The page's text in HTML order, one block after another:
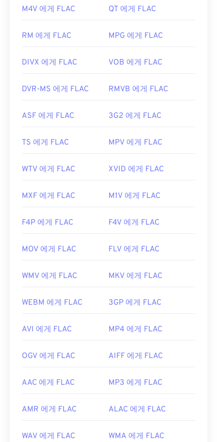
있습니다. 마지막으로, 이름에서 "무료"라는 단어가
Xiph.Org Foundation
최초 출시:2001년
https://en.wikipedia.org/wiki/FLAC
M4V 에게 FLAC QT 에게 FLAC
RM 에게 FLAC MPG 에게 FLAC
DIVX 에게 FLAC VOB 에게 FLAC
DVR-MS 에게 FLAC RMVB 에게 FLAC
ASF 에게 FLAC 3G2 에게 FLAC
TS 에게 FLAC MPV 에게 FLAC
WTV 에게 FLAC XVID 에게 FLAC
MXF 에게 FLAC M1V 에게 FLAC
F4P 에게 FLAC F4V 에게 FLAC
MOV 에게 FLAC FLV 에게 FLAC
WMV 에게 FLAC MKV 에게 FLAC
WEBM 에게 FLAC 3GP 에게 FLAC
AVI 에게 FLAC MP4 에게 FLAC
OGV 에게 FLAC AIFF 에게 FLAC
AAC 에게 FLAC MP3 에게 FLAC
AMR 에게 FLAC ALAC 에게 FLAC
WAV 에게 FLAC WMA 에게 FLAC